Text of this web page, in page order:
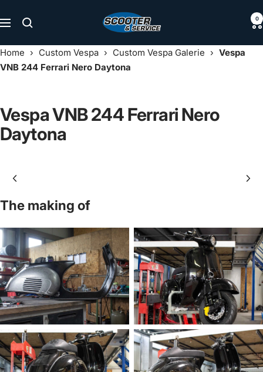
zum
Navigation
Scooter
Service
0
Home › Custom Vespa › Custom Vespa Galerie › Vespa
VNB 244 Ferrari Nero Daytona
Vespa VNB 244 Ferrari Nero
Daytona
The making of